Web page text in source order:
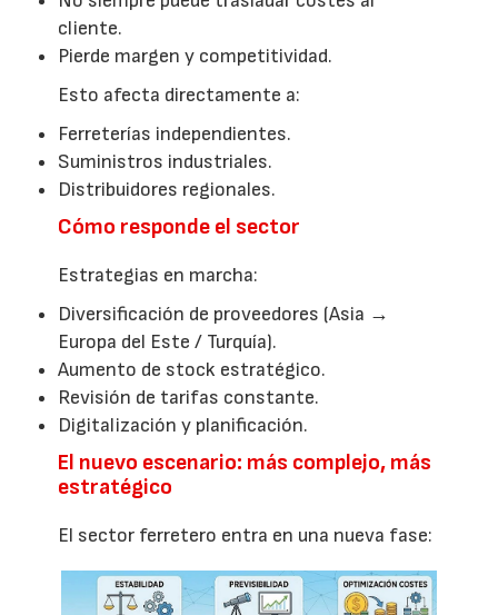
cliente.
Pierde margen y competitividad.
Esto afecta directamente a:
Ferreterías independientes.
Suministros industriales.
Distribuidores regionales.
Cómo responde el sector
Estrategias en marcha:
Diversificación de proveedores (Asia →
Europa del Este / Turquía).
Aumento de stock estratégico.
Revisión de tarifas constante.
Digitalización y planificación.
El nuevo escenario: más complejo, más
estratégico
El sector ferretero entra en una nueva fase: